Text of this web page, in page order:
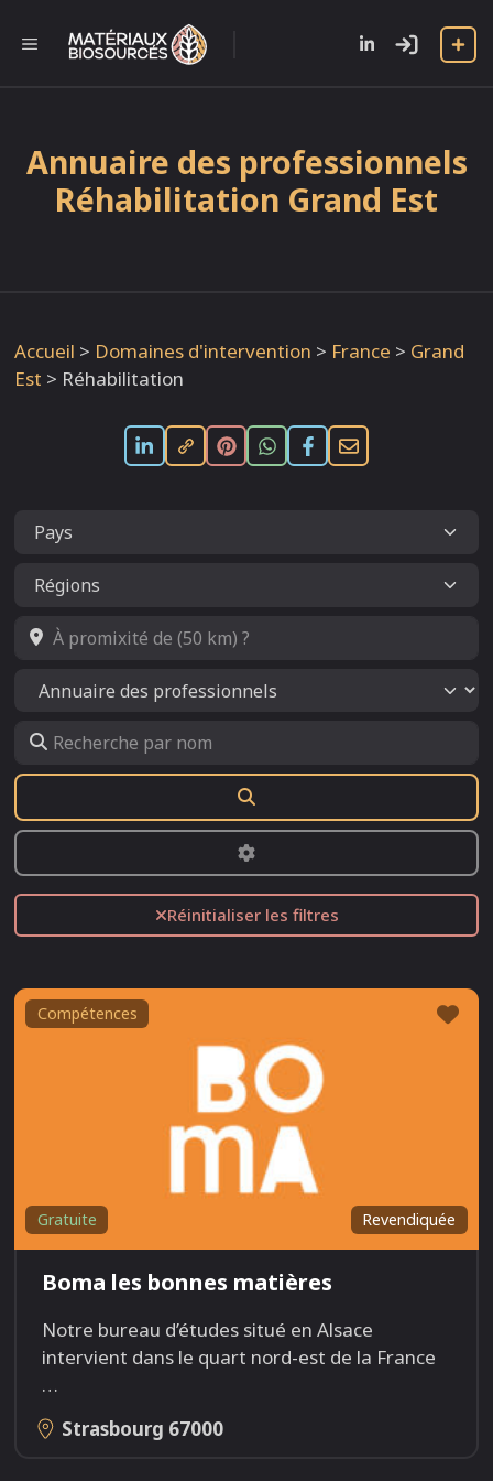
contenu
MENU
Annuaire des professionnels
Réhabilitation Grand Est
Accueil > Domaines d'intervention > France > Grand
Est > Réhabilitation
À promixité de (50 km) ?
Select search type
Recherche par nom
Advanced Filters
Réinitialiser les filtres
Compétences
Revendiquée
Gratuite
Boma les bonnes matières
Notre bureau d’études situé en Alsace
intervient dans le quart nord-est de la France
…
Strasbourg 67000